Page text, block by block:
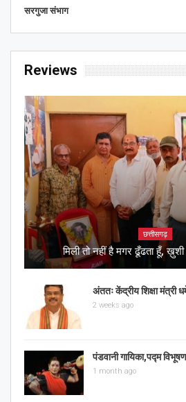
सरगुजा संभाग
Reviews
छत्तीसगढ़
मिली तो नहीं है मगर ढूँढता हूँ,
अंततः केंद्रीय शिक्षा मंत्री
2 weeks ago
पंडवानी गायिका,पद्म
1 month ago